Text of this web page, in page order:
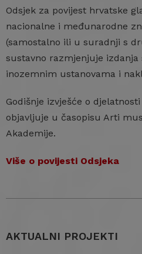
Odsjek za povijest hrvatske
nacionalne i međunarodne
(samostalno ili u suradnji s
sustavno razmjenjuje
inozemnim ustanovama i
Godišnje izvješće o
objavljuje u časopisu Arti
Akademije.
Više o povijesti Odsjeka
AKTUALNI PROJEKTI